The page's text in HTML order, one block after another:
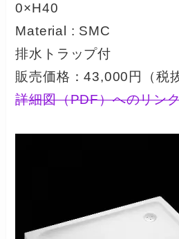
0×H40
Material : SMC
排水トラップ付
販売価格：43,000円（税
詳細図（PDF）へのリン